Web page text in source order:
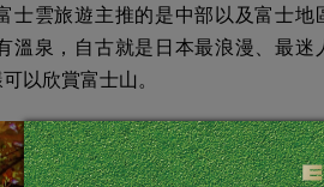
士雲旅遊主推的是中部以及富士
溫泉，自古就是日本最浪漫、最
以欣賞富士山。